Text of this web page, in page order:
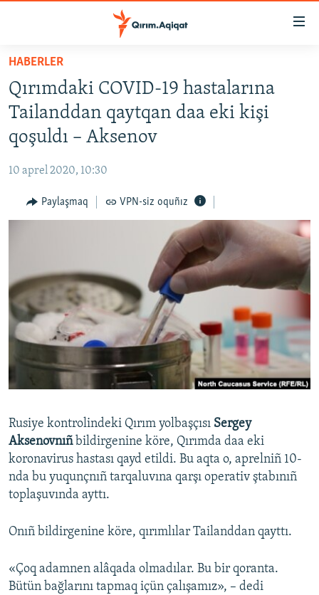
Esas
qaytmaq
Baş
navigatsiyağa
qaytmaq
Qıdıruvğa
qaytmaq
HABERLER
SİYASET
İQTİSADİYAT
MEDENİYET
İNSAN AQLARI
BLOGLAR
FİKİR
Русский
Українською
RFE/RS bütün saytları
HABERLER
Qırımdaki COVID-19 hastalarına
Tailanddan qaytqan daa eki kişi
qoşuldı – Aksenov
10 aprel 2020, 10:30
Paylaşmaq VPN-siz oquñız
Rusiye kontrolindeki Qırım yolbaşçısı Sergey
Aksenovnıñbildirgenine köre, Qırımda daa eki
koronavirus hastası qayd etildi. Bu aqta o, aprelniñ 10-
nda bu yuqunçnıñ tarqaluvına qarşı operativ ştabınıñ
toplaşuvında ayttı.
Onıñ bildirgenine köre, qırımlılar Tailanddan qayttı.
«Çoq adamnen alâqada olmadılar. Bu bir qoranta.
Bütün bağlarını tapmaq içün çalışamız», – dedi